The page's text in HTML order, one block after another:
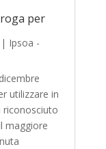
per
| Ipsoa -
utilizzare in
riconosciuto
maggiore